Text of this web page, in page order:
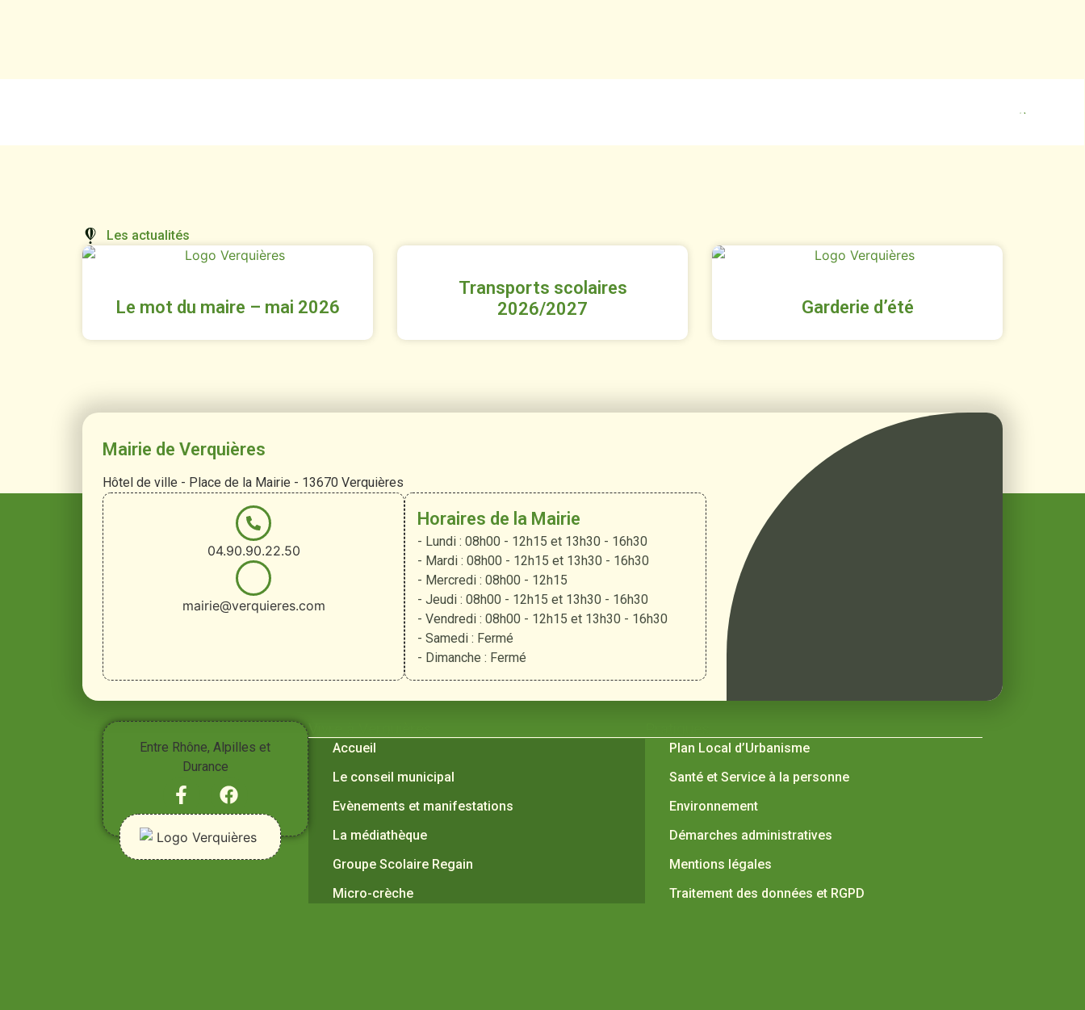
Les actualités
Le mot du maire – mai 2026
Transports scolaires
2026/2027
Garderie d’été
Mairie de Verquières
Hôtel de ville - Place de la Mairie - 13670 Verquières
04.90.90.22.50
mairie@verquieres.com
Horaires de la Mairie
- Lundi : 08h00 - 12h15 et 13h30 - 16h30
- Mardi : 08h00 - 12h15 et 13h30 - 16h30
- Mercredi : 08h00 - 12h15
- Jeudi : 08h00 - 12h15 et 13h30 - 16h30
- Vendredi : 08h00 - 12h15 et 13h30 - 16h30
- Samedi : Fermé
- Dimanche : Fermé
Entre Rhône, Alpilles et
Durance
Vivre à Verquières
Accueil
Le conseil municipal
Evènements et manifestations
La médiathèque
Groupe Scolaire Regain
Micro-crèche
Plan Local d’Urbanisme
Santé et Service à la personne
Environnement
Démarches administratives
Mentions légales
Traitement des données et RGPD